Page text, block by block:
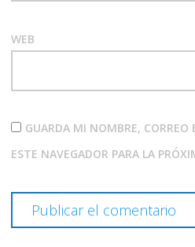
WEB
GUARDA MI NOMBRE, CORREO
ESTE NAVEGADOR PARA LA